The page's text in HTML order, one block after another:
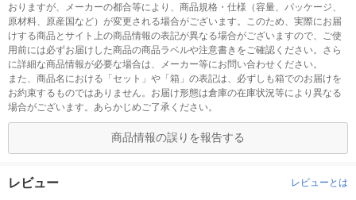
おりますが、メーカーの都合等により、商品規格・仕様（容量、パッケージ、
原材料、原産国など）が変更される場合がございます。このため、実際にお届
けする商品とサイト上の商品情報の表記が異なる場合がございますので、ご使
用前には必ずお届けした商品の商品ラベルや注意書きをご確認ください。さら
に詳細な商品情報が必要な場合は、メーカー等にお問い合わせください。
また、商品名における「セット」や「箱」の表記は、必ずしも箱でのお届けを
お約束するものではありません。お届け形態は倉庫の在庫状況等により異なる
場合がございます。あらかじめご了承ください。
商品情報の誤りを報告する
レビュー レビューとは